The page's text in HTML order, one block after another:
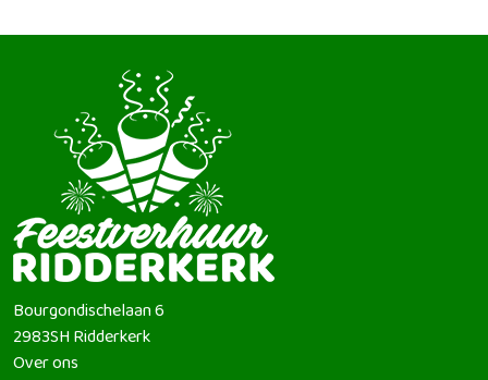
Bourgondischelaan 6
2983SHRidderkerk
Over ons